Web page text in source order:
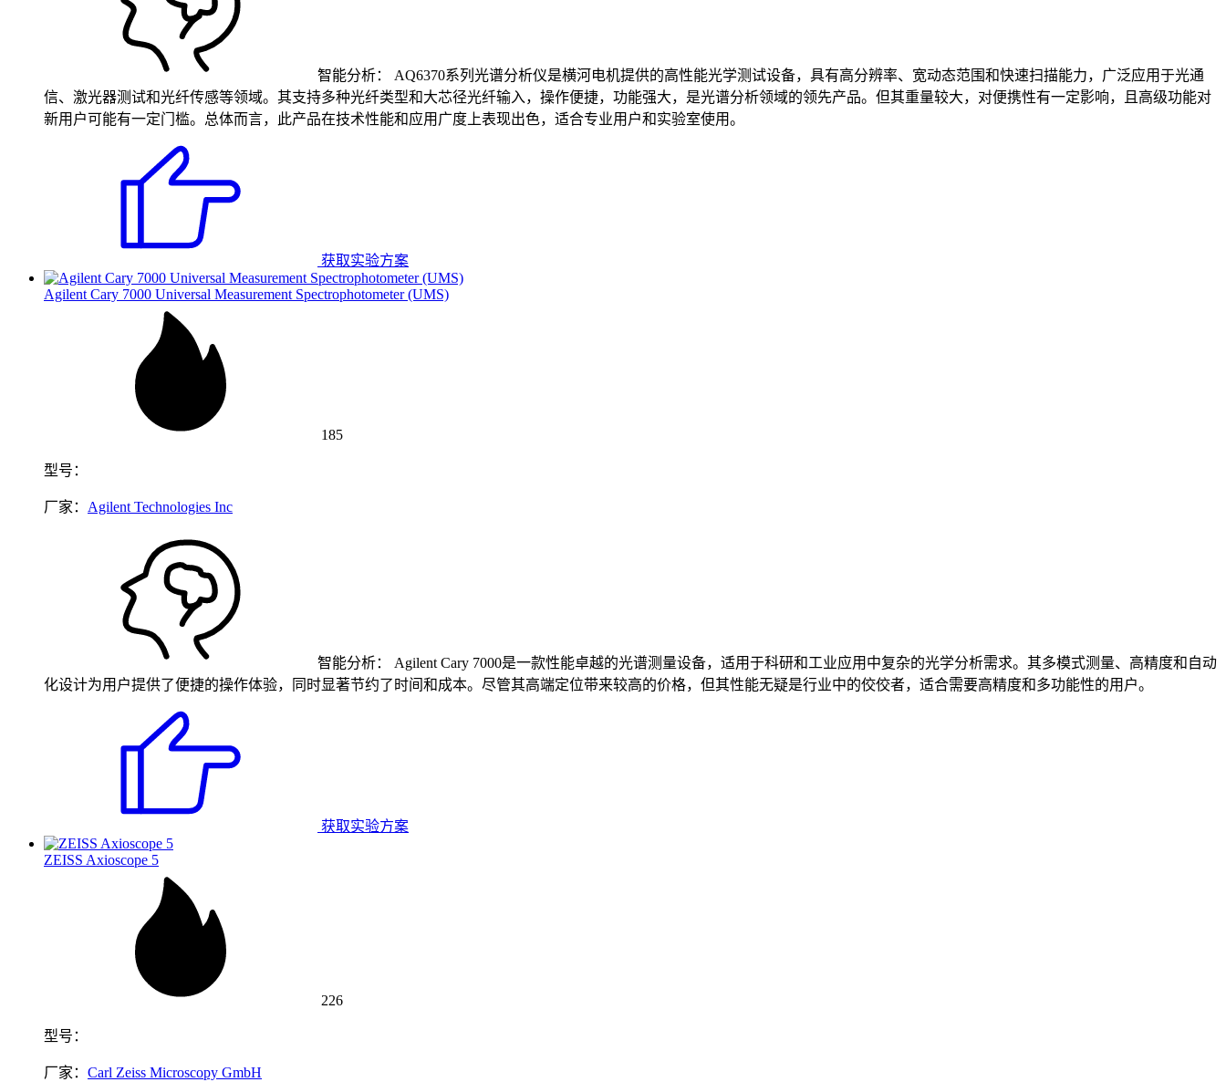
智能分析：
AQ6370系列光谱分析仪是横河电机提供的高性能光学测试设备，具有高分辨率、宽动态范围和快速扫描能力，广泛应用于光通
信、激光器测试和光纤传感等领域。其支持多种光纤类型和大芯径光纤输入，操作便捷，功能强大，是光谱分析领域的领先产品。但其重量较大，对便携性有一定影响，且高级功能对
新用户可能有一定门槛。总体而言，此产品在技术性能和应用广度上表现出色，适合专业用户和实验室使用。
获取实验方案
Agilent Cary 7000 Universal Measurement Spectrophotometer (UMS)
185
型号：
厂家： Agilent Technologies Inc
智能分析：
Agilent Cary 7000是一款性能卓越的光谱测量设备，适用于科研和工业应用中复杂的光学分析需求。其多模式测量、高精度和自动
化设计为用户提供了便捷的操作体验，同时显著节约了时间和成本。尽管其高端定位带来较高的价格，但其性能无疑是行业中的佼佼者，适合需要高精度和多功能性的用户。
获取实验方案
ZEISS Axioscope 5
226
型号：
厂家： Carl Zeiss Microscopy GmbH